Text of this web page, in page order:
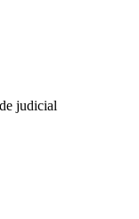
judicial